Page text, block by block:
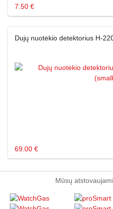
7.50 €
Dujų nuotėkio detektorius H-
69.00 €
Mūsų atstovaujami